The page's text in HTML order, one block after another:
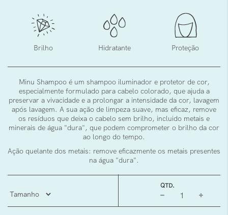
Brilho Hidratante Proteção
Minu Shampoo é um shampoo iluminador e protetor de cor,
especialmente formulado para cabelo colorado, que ajuda a
preservar a vivacidade e a prolongar a intensidade da cor, lavagem
após lavagem. A sua ação de limpeza suave, mas eficaz, remove
os resíduos que deixa o cabelo sem brilho, incluido metais e
minerais de água "dura", que podem comprometer o brilho da cor
ao longo do tempo.
Ação quelante dos metais: remove eficazmente os metais presentes
na água "dura".
QTD.